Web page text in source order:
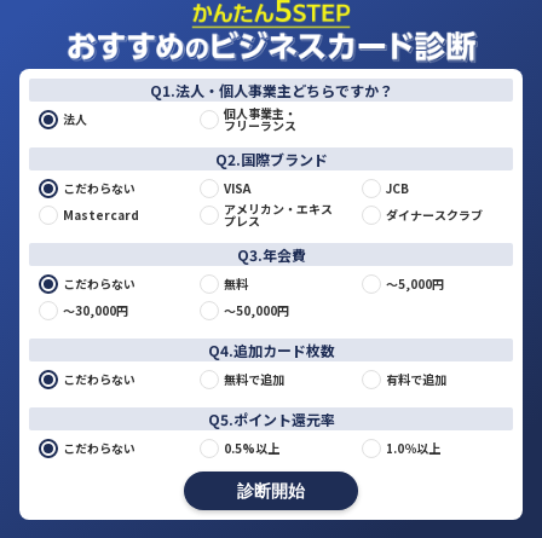
Q1.法人・個人事業主どちらですか？
法人 個人事業主・
フリーランス
Q2.国際ブランド
こだわらない VISA
JCB
Mastercard
アメリカン・エキス
プレス ダイナースクラブ
Q3.年会費
こだわらない 無料
～5,000円
～30,000円
～50,000円
Q4.追加カード枚数
こだわらない 無料で追加 有料で追加
Q5.ポイント還元率
こだわらない 0.5%以上 1.0％以上
診断開始